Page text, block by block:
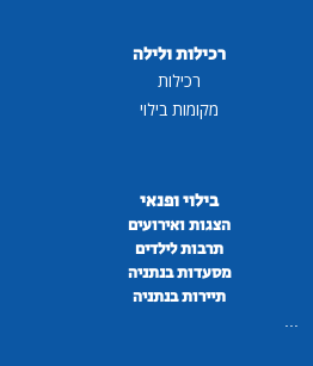
רכילות ולילה
רכילות
מקומות בילוי
בילוי ופנאי
הצגות ואירועים
תרבות לילדים
מסעדות בנתניה
תיירות בנתניה